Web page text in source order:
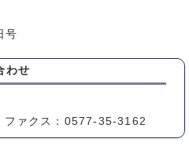
号
わせ
ァクス：0577-35-3162